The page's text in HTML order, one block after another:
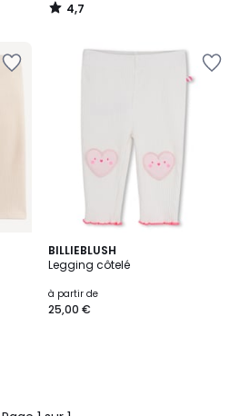
4,7
/
BILLIEBLUSH
Legging côtelé
à partir de
25,00 €